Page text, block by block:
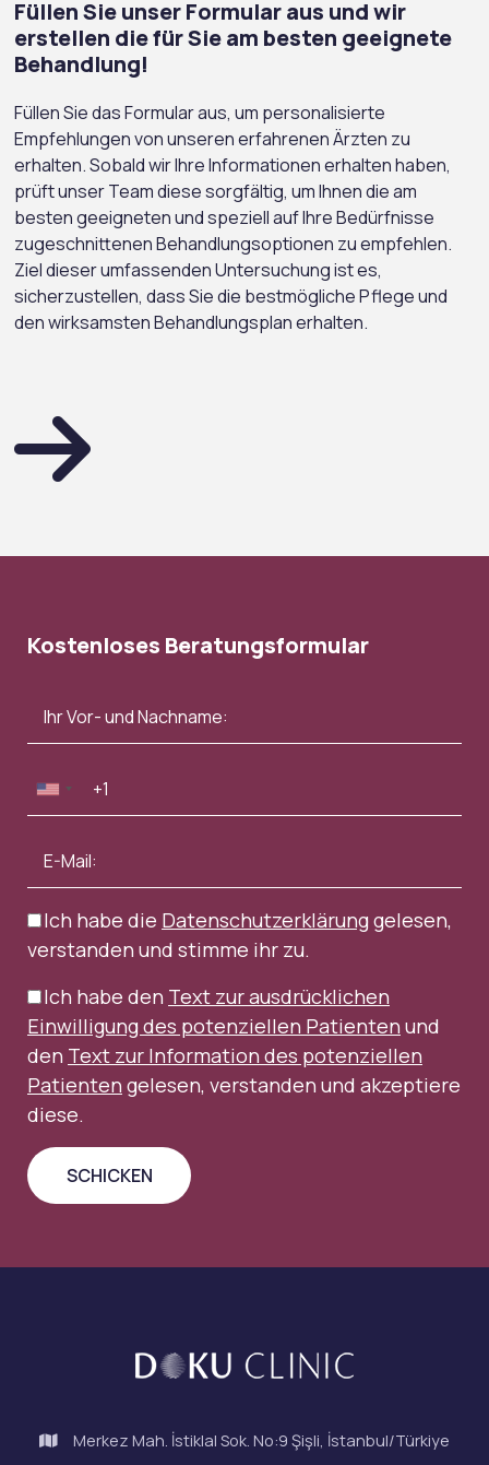
Füllen Sie unser Formular aus und wir
erstellen die für Sie am besten geeignete
Behandlung!
Füllen Sie das Formular aus, um personalisierte
Empfehlungen von unseren erfahrenen Ärzten zu
erhalten. Sobald wir Ihre Informationen erhalten haben,
prüft unser Team diese sorgfältig, um Ihnen die am
besten geeigneten und speziell auf Ihre Bedürfnisse
zugeschnittenen Behandlungsoptionen zu empfehlen.
Ziel dieser umfassenden Untersuchung ist es,
sicherzustellen, dass Sie die bestmögliche Pflege und
den wirksamsten Behandlungsplan erhalten.
Kostenloses Beratungsformular
Ich habe die Datenschutzerklärunggelesen,
verstanden und stimme ihr zu.
Ich habe den Text zur ausdrücklichen
Einwilligung des potenziellen Patienten und
den Text zur Information des potenziellen
Patienten gelesen, verstanden und akzeptiere
diese.
Merkez Mah. İstiklal Sok. No:9 Şişli, İstanbul/Türkiye